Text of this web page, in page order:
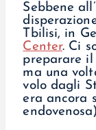
Sebbene
Tbilisi, in
Center. Ci
preparare
ma una
volo dagli
era ancora